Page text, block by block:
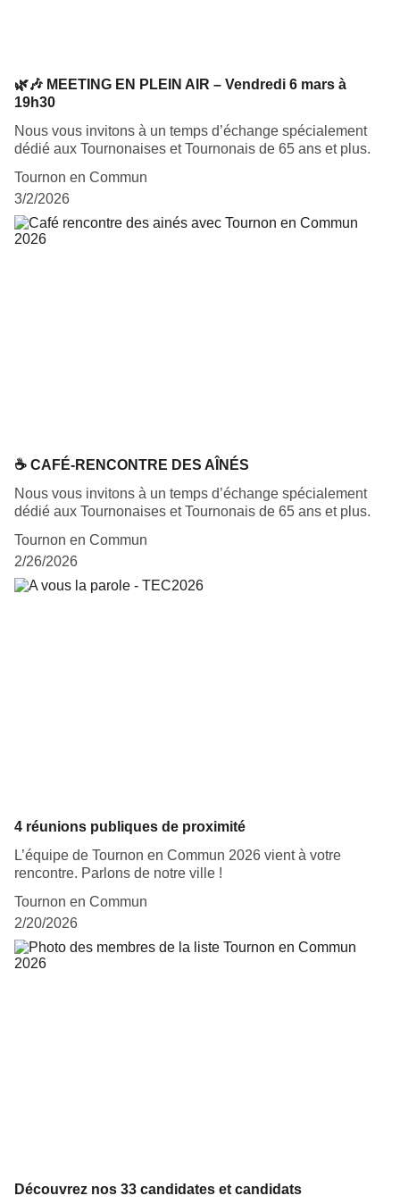
🌿🎶 MEETING EN PLEIN AIR – Vendredi 6 mars à
19h30
Nous vous invitons à un temps d’échange spécialement
dédié aux Tournonaises et Tournonais de 65 ans et plus.
Tournon en Commun
3/2/2026
☕ CAFÉ-RENCONTRE DES AÎNÉS
Nous vous invitons à un temps d’échange spécialement
dédié aux Tournonaises et Tournonais de 65 ans et plus.
Tournon en Commun
2/26/2026
4 réunions publiques de proximité
L’équipe de Tournon en Commun 2026 vient à votre
rencontre. Parlons de notre ville !
Tournon en Commun
2/20/2026
Découvrez nos 33 candidates et candidats